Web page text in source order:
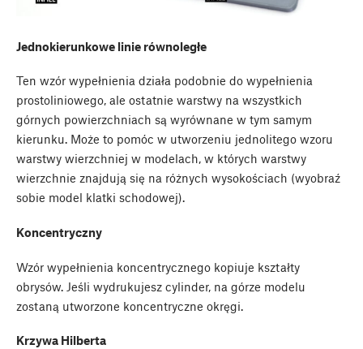
Jednokierunkowe linie równoległe
Ten wzór wypełnienia działa podobnie do wypełnienia
prostoliniowego, ale ostatnie warstwy na wszystkich
górnych powierzchniach są wyrównane w tym samym
kierunku. Może to pomóc w utworzeniu jednolitego wzoru
warstwy wierzchniej w modelach, w których warstwy
wierzchnie znajdują się na różnych wysokościach (wyobraź
sobie model klatki schodowej).
Koncentryczny
Wzór wypełnienia koncentrycznego kopiuje kształty
obrysów. Jeśli wydrukujesz cylinder, na górze modelu
zostaną utworzone koncentryczne okręgi.
Krzywa Hilberta